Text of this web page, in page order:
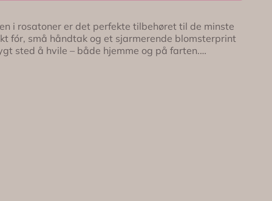
i rosatoner er det perfekte tilbehøret til de minste
fór, små håndtak og et sjarmerende blomsterprint
sted å hvile – både hjemme og på farten.
Mus fra Maileg. Mus følger ikke med. 🌸 Mykt